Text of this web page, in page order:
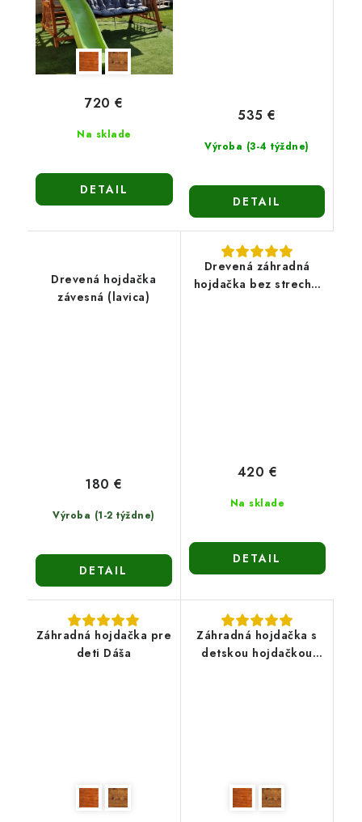
Na sklade
720 €
DETAIL
Výroba (3-4 týždne)
535 €
DETAIL
Drevená hojdačka
závesná (lavica)
Výroba (1-2 týždne)
180 €
DETAIL
Drevená záhradná
hojdačka bez strechy-
Na sklade
420 €
DETAIL
Záhradná hojdačka pre
deti Dáša
Záhradná hojdačka s
detskou hojdačkou